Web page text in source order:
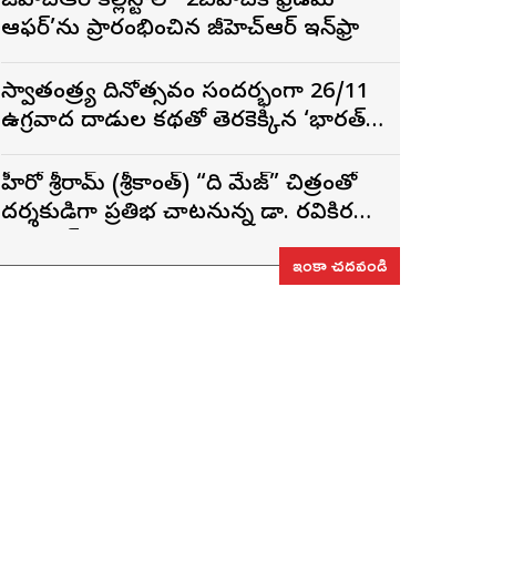
ఆఫర్’ను ప్రారంభించిన జీహెచ్ఆర్ ఇన్‌ఫ్రా
స్వాతంత్ర్య దినోత్సవం సందర్భంగా 26/11
ఉగ్రవాద దాడుల కథతో తెరకెక్కిన ‘భారత్
హీరో శ్రీరామ్ (శ్రీకాంత్) “ది మేజ్” చిత్రంతో
దర్శకుడిగా ప్రతిభ చాటనున్న డా. రవికిరణ్
ఇంకా చదవండి